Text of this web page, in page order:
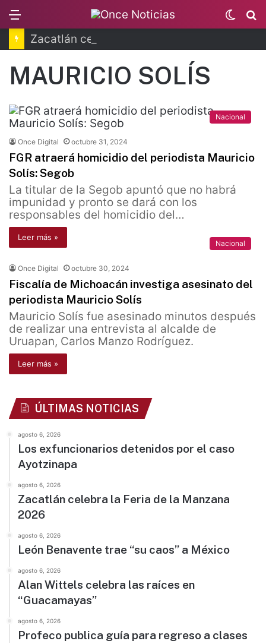
Switch
skin
MAURICIO SOLÍS
Nacional
Once Digital octubre 31, 2024
FGR atraerá homicidio del periodista Mauricio
Solís: Segob
La titular de la Segob apuntó que no habrá
impunidad y pronto se dará con los
responsables del homicidio del…
Leer más »
Nacional
Once Digital octubre 30, 2024
Fiscalía de Michoacán investiga asesinato del
periodista Mauricio Solís
Mauricio Solís fue asesinado minutos después
de realizar una entrevista al alcalde de
Uruapan, Carlos Manzo Rodríguez.
Leer más »
ÚLTIMAS NOTICIAS
agosto 6, 2026
Los exfuncionarios detenidos por el caso
Ayotzinapa
agosto 6, 2026
Zacatlán celebra la Feria de la Manzana
2026
agosto 6, 2026
León Benavente trae “su caos” a México
agosto 6, 2026
Alan Wittels celebra las raíces en
“Guacamayas”
agosto 6, 2026
Profeco publica guía para regreso a clases